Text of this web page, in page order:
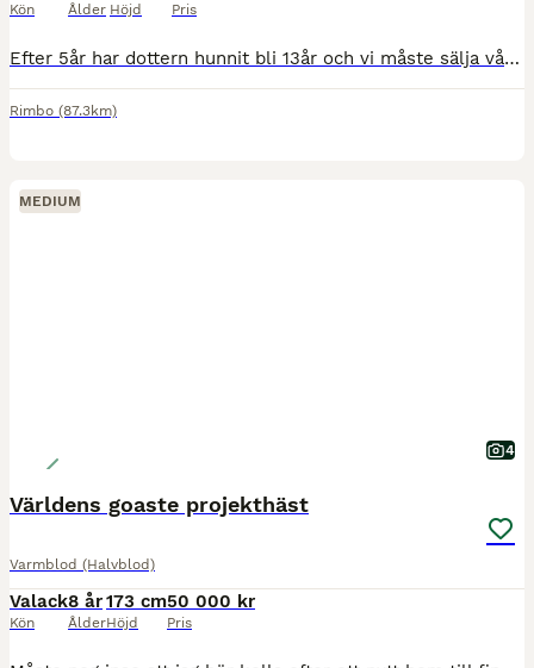
Kön Ålder Höjd Pris
Efter 5år har dottern hunnit bli 13år och vi måste sälja vår lilla guldponny George. George är en otroligt smäll och vänlig ponny som älskar att visa upp sig på tävlingsbanorna. Han har gått 5 SM me
Rimbo (87.3km)
MEDIUM
4
Världens goaste projekthäst
Varmblod (Halvblod)
Valack
Kön
8 år
Ålder
173 cm
Höjd
50 000 kr
Pris